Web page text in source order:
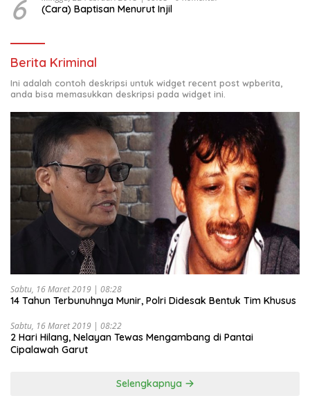
6 (Cara) Baptisan Menurut Injil
Berita Kriminal
Ini adalah contoh deskripsi untuk widget recent post wpberita,
anda bisa memasukkan deskripsi pada widget ini.
Sabtu, 16 Maret 2019 | 08:28
14 Tahun Terbunuhnya Munir, Polri Didesak Bentuk Tim Khusus
Sabtu, 16 Maret 2019 | 08:22
2 Hari Hilang, Nelayan Tewas Mengambang di Pantai
Cipalawah Garut
Selengkapnya